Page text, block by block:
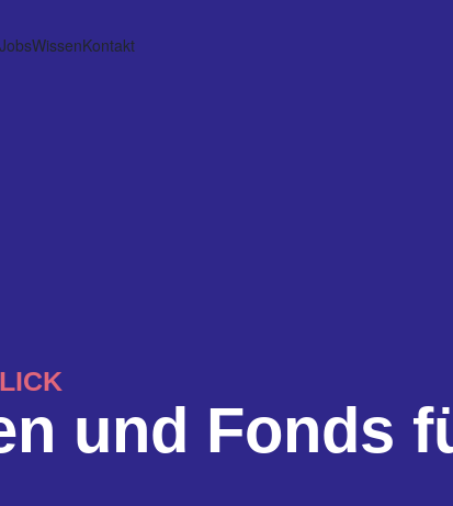
JobsWissenKontakt
und Fonds